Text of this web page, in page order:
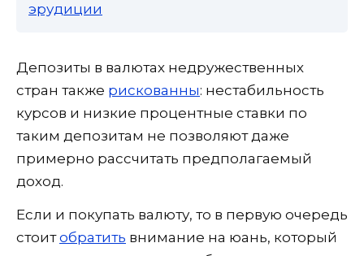
эрудиции
Депозиты в валютах недружественных
стран также рискованны: нестабильность
курсов и низкие процентные ставки по
таким депозитам не позволяют даже
примерно рассчитать предполагаемый
доход.
Если и покупать валюту, то в первую очередь
стоитобратить внимание на юань, который